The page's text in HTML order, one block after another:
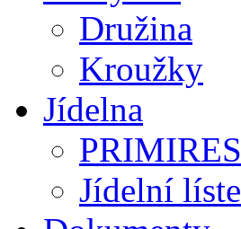
Družina
Kroužky
Jídelna
Jídelní